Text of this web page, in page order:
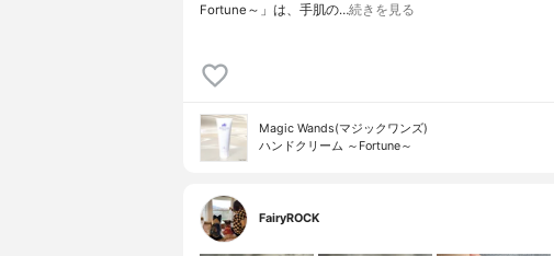
Fortune～」は、手肌の…続きを見る
Magic Wands(マジックワンズ)
ハンドクリーム ～Fortune～
FairyROCK